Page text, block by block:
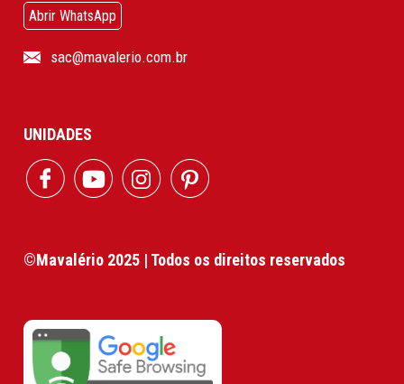
Abrir WhatsApp
sac@mavalerio.com.br
UNIDADES
©Mavalério 2025 | Todos os direitos reservados